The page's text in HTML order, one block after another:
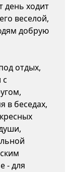
день ходит
веселой,
добрую
отдых,
с
в беседах,
- для